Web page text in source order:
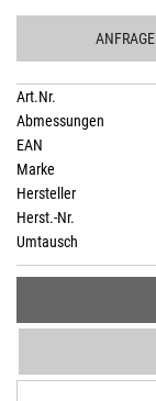
ANFRAGE
Art.Nr.
Abmessungen
EAN
Marke
Hersteller
Herst.-Nr.
Umtausch